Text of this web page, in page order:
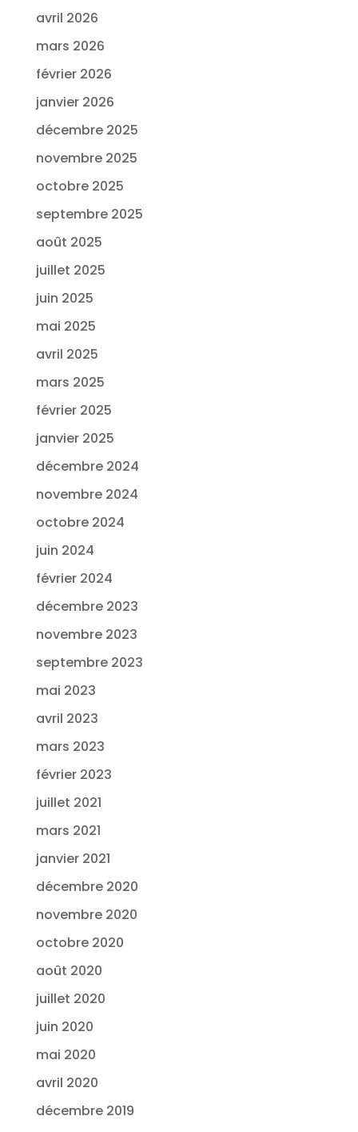
avril 2026
mars 2026
février 2026
janvier 2026
décembre 2025
novembre 2025
octobre 2025
septembre 2025
août 2025
juillet 2025
juin 2025
mai 2025
avril 2025
mars 2025
février 2025
janvier 2025
décembre 2024
novembre 2024
octobre 2024
juin 2024
février 2024
décembre 2023
novembre 2023
septembre 2023
mai 2023
avril 2023
mars 2023
février 2023
juillet 2021
mars 2021
janvier 2021
décembre 2020
novembre 2020
octobre 2020
août 2020
juillet 2020
juin 2020
mai 2020
avril 2020
décembre 2019